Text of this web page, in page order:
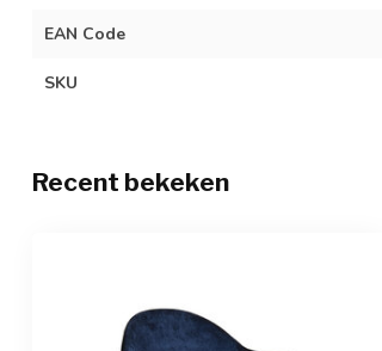
EAN Code
SKU
Recent bekeken